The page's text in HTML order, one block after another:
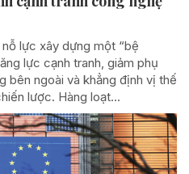
lực xây dựng một “bệ
lực cạnh tranh, giảm phụ
bên ngoài và khẳng định vị thế
lược. Hàng loạt...